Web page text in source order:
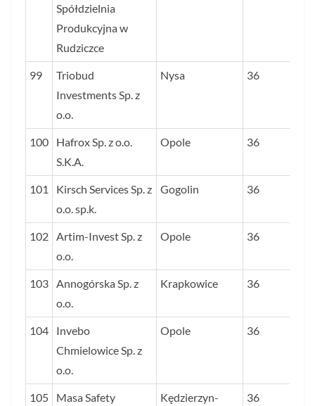
Spółdzielnia
Produkcyjna w
Rudziczce
99
Triobud
Investments Sp. z
o.o.
Nysa 36
100
Hafrox Sp. z o.o.
S.K.A.
Opole 36
101
Kirsch Services Sp. z
o.o. sp.k.
Gogolin 36
102
Artim-Invest Sp. z
o.o.
Opole 36
103
Annogórska Sp. z
o.o.
Krapkowice 36
104
Invebo
Chmielowice Sp. z
o.o.
Opole 36
105 Masa Safety Kędzierzyn- 36